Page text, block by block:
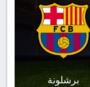
برشلونة